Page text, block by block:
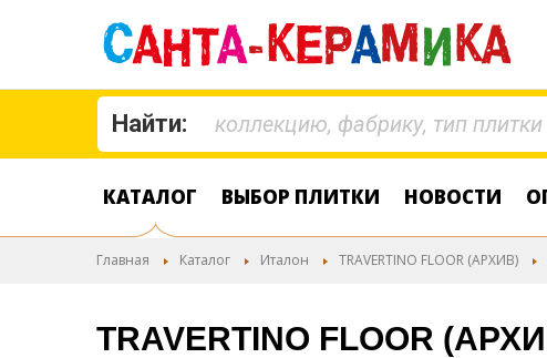
Найти:
КАТАЛОГ ВЫБОР ПЛИТКИ НОВОСТИ
Главная Каталог Италон TRAVERTINO FLOOR (АРХИВ)
TRAVERTINO FLOOR